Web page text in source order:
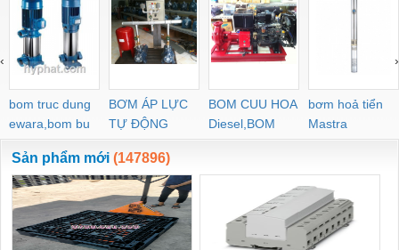
bom truc dung
ewara,bom bu
ewara
BƠM ÁP LỰC
TỰ ĐỘNG
BOM CUU HOA
Diesel,BOM
CHUA CHAY
bơm hoả tiển
Mastra
‹ ›
Sản phẩm mới (147896)